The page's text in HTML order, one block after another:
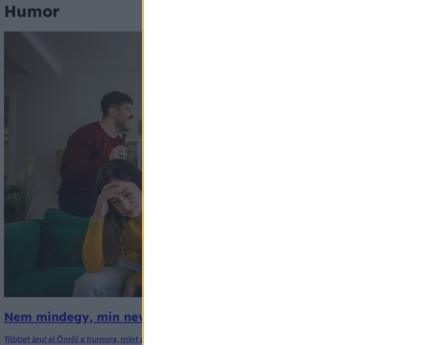
Humor
Nem mindegy, min nevet: a humora többet elárul a személyiségéről,
Többet árul el Önről a humora, mint azt gondolná.